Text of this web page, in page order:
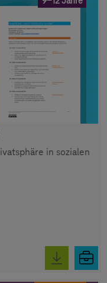
in sozialen